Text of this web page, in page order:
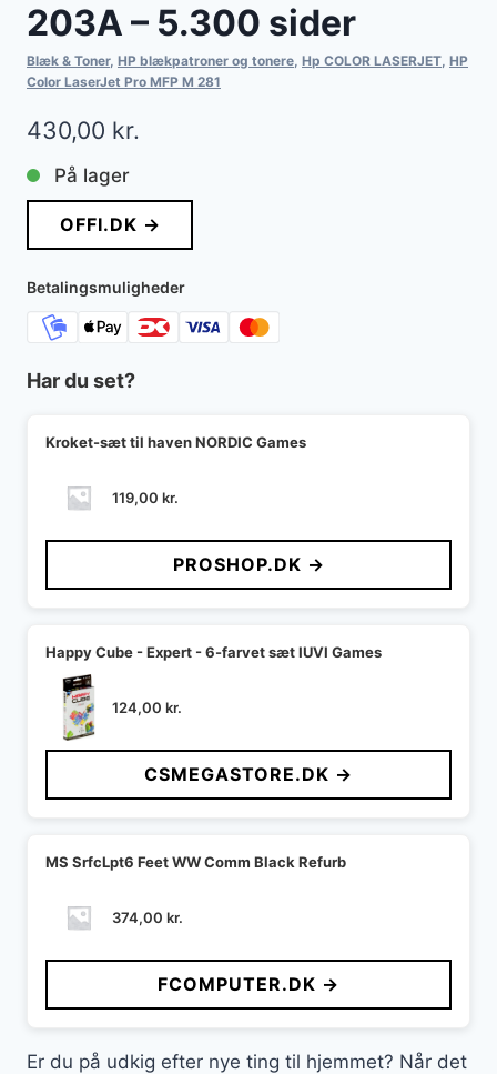
203A – 5.300 sider
Blæk & Toner, HP blækpatroner og tonere, Hp COLOR LASERJET, HP
Color LaserJet Pro MFP M 281
430,00 kr.
På lager
OFFI.DK →
Betalingsmuligheder
Har du set?
Kroket-sæt til haven NORDIC Games
119,00 kr.
PROSHOP.DK →
Happy Cube - Expert - 6-farvet sæt IUVI Games
124,00 kr.
CSMEGASTORE.DK →
MS SrfcLpt6 Feet WW Comm Black Refurb
374,00 kr.
FCOMPUTER.DK →
Er du på udkig efter nye ting til hjemmet? Når det